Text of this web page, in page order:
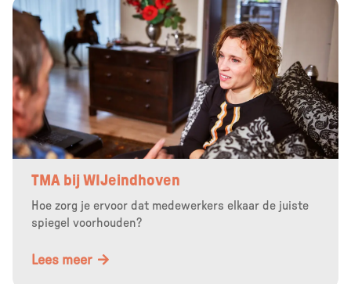
TMA bij WIJeindhoven
Hoe zorg je ervoor dat medewerkers elkaar de juiste
spiegel voorhouden?
Lees meer